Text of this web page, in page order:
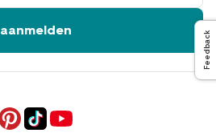
aanmelden
Feedback